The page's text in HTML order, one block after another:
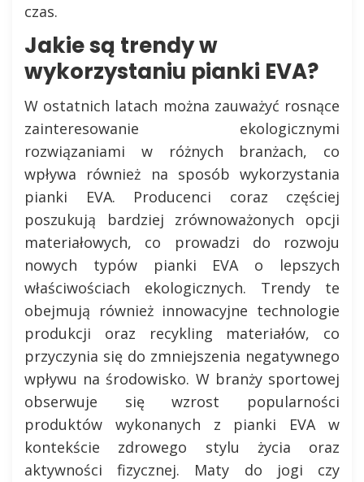
czas.
Jakie są trendy w
wykorzystaniu pianki EVA?
W ostatnich latach można zauważyć rosnące
zainteresowanie ekologicznymi
rozwiązaniami w różnych branżach, co
wpływa również na sposób wykorzystania
pianki EVA. Producenci coraz częściej
poszukują bardziej zrównoważonych opcji
materiałowych, co prowadzi do rozwoju
nowych typów pianki EVA o lepszych
właściwościach ekologicznych. Trendy te
obejmują również innowacyjne technologie
produkcji oraz recykling materiałów, co
przyczynia się do zmniejszenia negatywnego
wpływu na środowisko. W branży sportowej
obserwuje się wzrost popularności
produktów wykonanych z pianki EVA w
kontekście zdrowego stylu życia oraz
aktywności fizycznej. Maty do jogi czy